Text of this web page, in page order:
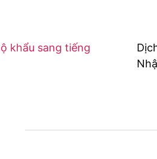
khẩu sang tiếng